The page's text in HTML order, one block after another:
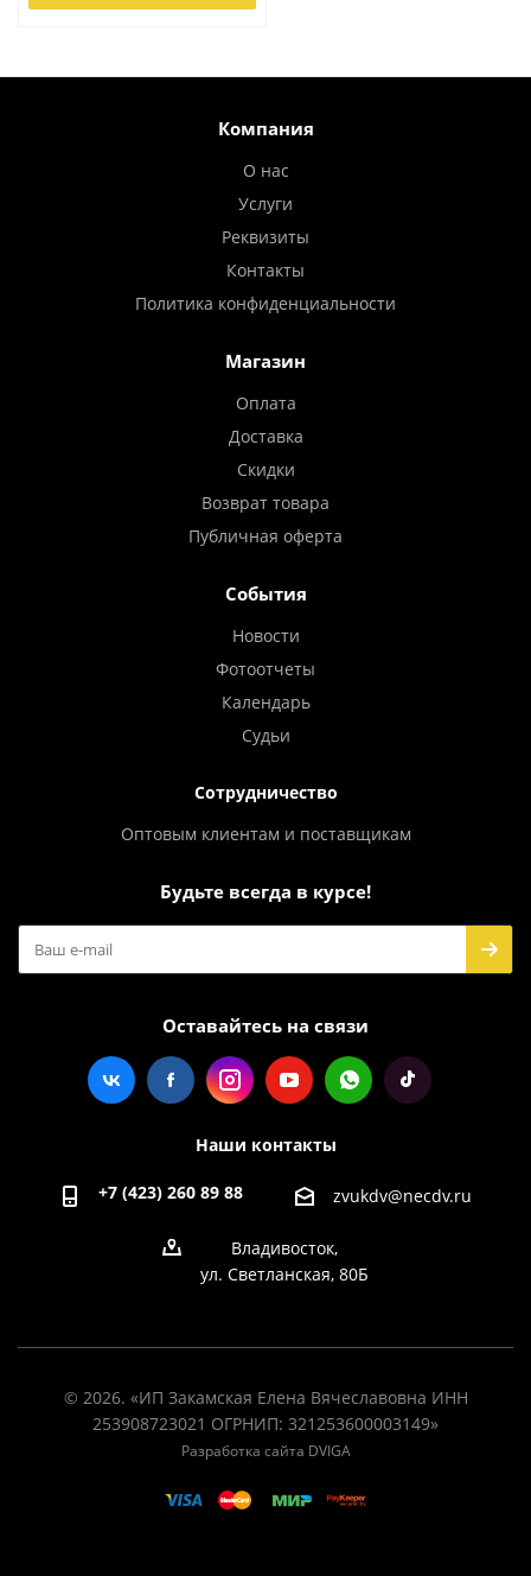
Компания
О нас
Услуги
Реквизиты
Контакты
Политика конфиденциальности
Магазин
Оплата
Доставка
Скидки
Возврат товара
Публичная оферта
События
Новости
Фотоотчеты
Календарь
Судьи
Сотрудничество
Оптовым клиентам и поставщикам
Будьте всегда в курсе!
Оставайтесь на связи
Наши контакты
+7 (423) 260 89 88 zvukdv@necdv.ru
Владивосток,
ул. Светланская, 80Б
© 2026. «ИП Закамская Елена Вячеславовна ИНН
253908723021 ОГРНИП: 321253600003149»
Разработка сайта DVIGA